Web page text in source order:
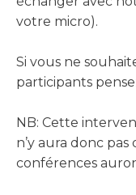
votre micro).
Si vous ne
participants
NB: Cette
n’y aura donc
conférences